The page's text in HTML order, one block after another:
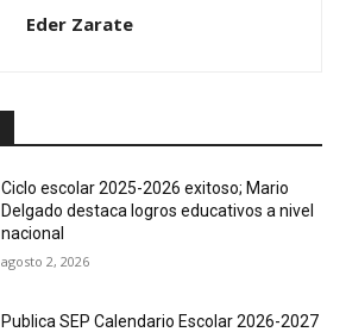
Eder Zarate
Ciclo escolar 2025-2026 exitoso; Mario
Delgado destaca logros educativos a nivel
nacional
agosto 2, 2026
Publica SEP Calendario Escolar 2026-2027